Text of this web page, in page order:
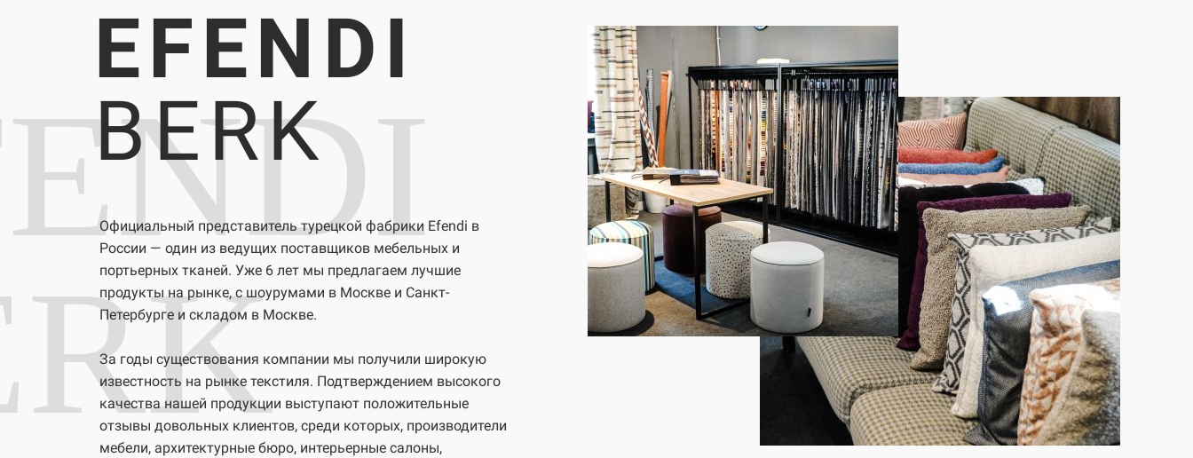
EFENDI
BERK
Официальный представитель турецкой фабрики Efendi в
России — один из ведущих поставщиков мебельных и
портьерных тканей. Уже 6 лет мы предлагаем лучшие
продукты на рынке, с шоурумами в Москве и Санкт-
Петербурге и складом в Москве.
За годы существования компании мы получили широкую
известность на рынке текстиля. Подтверждением высокого
качества нашей продукции выступают положительные
отзывы довольных клиентов, среди которых, производители
мебели, архитектурные бюро, интерьерные салоны,